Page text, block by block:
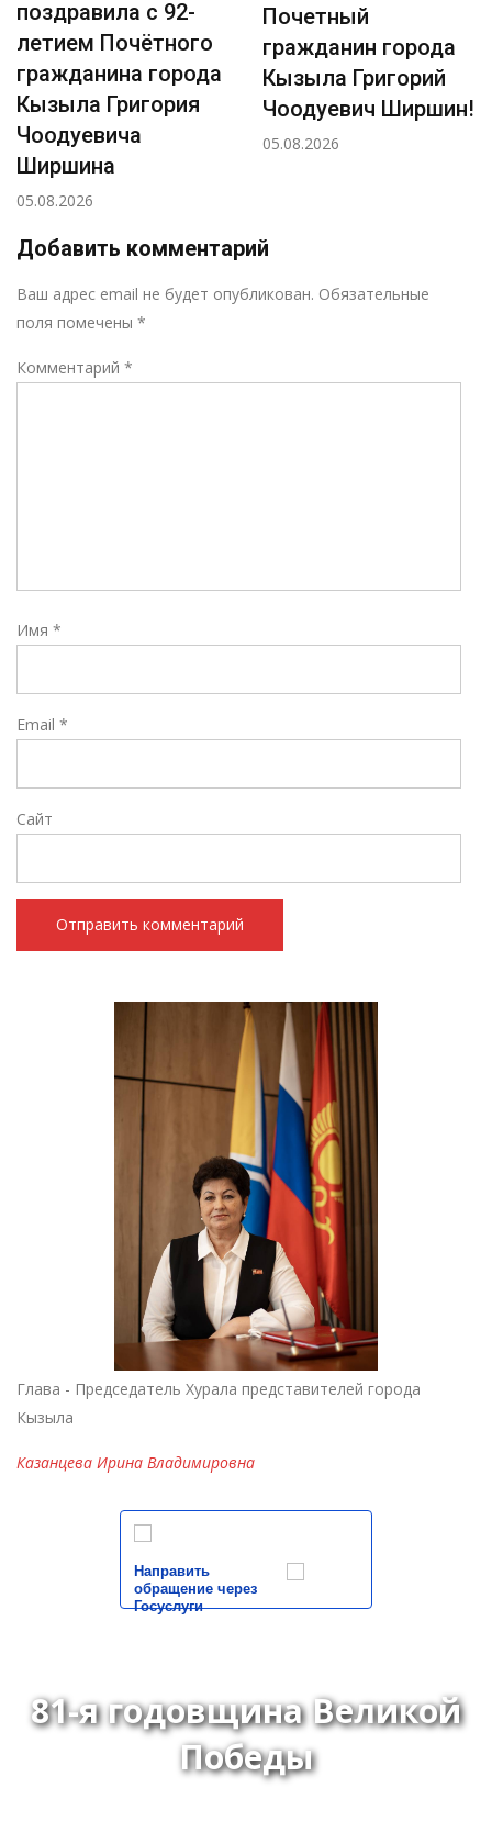
поздравила с 92-
летием Почётного
гражданина города
Кызыла Григория
Чоодуевича
Ширшина
05.08.2026
Почетный
гражданин города
Кызыла Григорий
Чоодуевич Ширшин!
05.08.2026
Добавить комментарий
Ваш адрес email не будет опубликован. Обязательные
поля помечены *
Комментарий *
Имя *
Email *
Сайт
Глава - Председатель Хурала представителей города
Кызыла
Казанцева Ирина Владимировна
Направить
обращение через
Госуслуги
81-я годовщина Великой
Победы